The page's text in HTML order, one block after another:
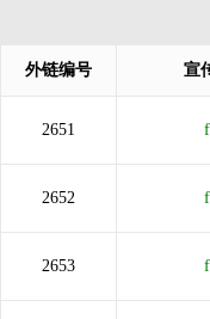
外链编号 宣
2651
2652
2653